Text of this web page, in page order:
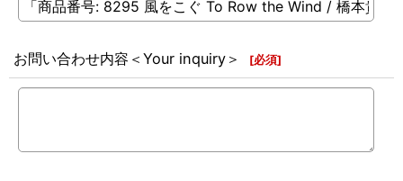
お問い合わせ内容＜Your inquiry＞ [必須]